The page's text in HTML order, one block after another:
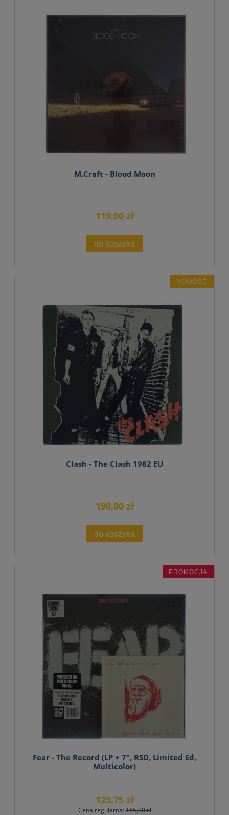
M.Craft - Blood Moon
119,00 zł
do koszyka
Clash - The Clash 1982 EU
190,00 zł
do koszyka
NOWOŚĆ
Fear - The Record (LP + 7", RSD, Limited Ed,
Multicolor)
123,75 zł
Cena regularna:165,00 zł
PROMOCJA